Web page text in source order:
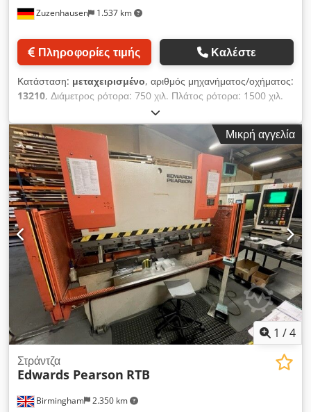
Zuzenhausen 1.537 km
Πληροφορίες τιμής Καλέστε
Κατάσταση: μεταχειρισμένο, αριθμός μηχανήματος/οχήματος:
13210, Διάμετρος ρότορα: 750 χιλ. Πλάτος ρότορα: 1500 χιλ.
Αριθμός μαχαιριών ρότορα: 76 Αριθμός μαχαιριών στάτορα: 4
(1 σειρά) Διατομή εισόδου: περίπου 1500 x 1500 χιλ. Crsdoy
Di R Tspfx An Esf Κινητήρας κίνησης: 2 x 75 kWΜικρή αγγελία
1 /4
Birmingham 2.350 km
Στράντζα
Edwards Pearson RTB